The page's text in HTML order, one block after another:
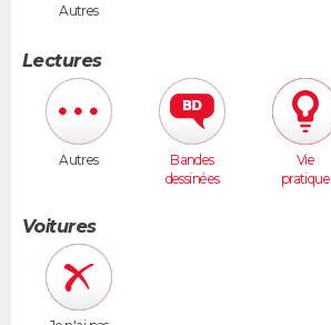
Autres
Lectures
Autres
Bandes
dessinées
Vie
pratique
Voitures